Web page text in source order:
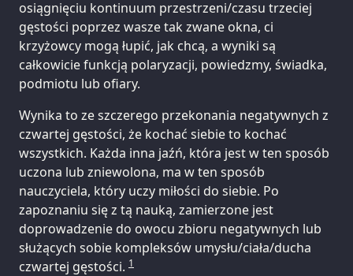
osiągnięciu kontinuum przestrzeni/czasu trzeciej
gęstości poprzez wasze tak zwane okna, ci
krzyżowcy mogą łupić, jak chcą, a wyniki są
całkowicie funkcją polaryzacji, powiedzmy, świadka,
podmiotu lub ofiary.
Wynika to ze szczerego przekonania negatywnych z
czwartej gęstości, że kochać siebie to kochać
wszystkich. Każda inna jaźń, która jest w ten sposób
uczona lub zniewolona, ma w ten sposób
nauczyciela, który uczy miłości do siebie. Po
zapoznaniu się z tą nauką, zamierzone jest
doprowadzenie do owocu zbioru negatywnych lub
służących sobie kompleksów umysłu/ciała/ducha
czwartej gęstości. 1